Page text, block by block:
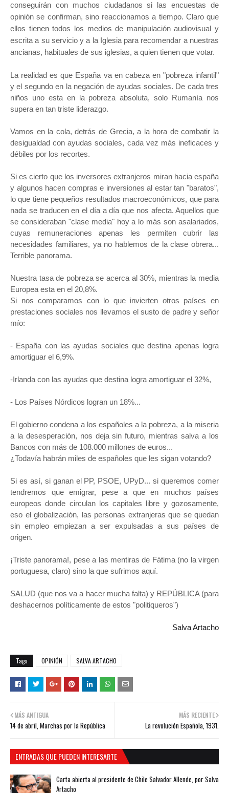
conseguirán con muchos ciudadanos si las encuestas de
opinión se confirman, sino reaccionamos a tiempo. Claro que
ellos tienen todos los medios de manipulación audiovisual y
escrita a su servicio y a la Iglesia para recomendar a nuestras
ancianas, habituales de sus iglesias, a quien tienen que votar.
La realidad es que España va en cabeza en "pobreza infantil"
y el segundo en la negación de ayudas sociales. De cada tres
niños uno esta en la pobreza absoluta, solo Rumanía nos
supera en tan triste liderazgo.
Vamos en la cola, detrás de Grecia, a la hora de combatir la
desigualdad con ayudas sociales, cada vez más ineficaces y
débiles por los recortes.
Si es cierto que los inversores extranjeros miran hacia españa
y algunos hacen compras e inversiones al estar tan "baratos",
lo que tiene pequeños resultados macroeconómicos, que para
nada se traducen en el día a día que nos afecta. Aquellos que
se consideraban "clase media" hoy a lo más son asalariados,
cuyas remuneraciones apenas les permiten cubrir las
necesidades familiares, ya no hablemos de la clase obrera...
Terrible panorama.
Nuestra tasa de pobreza se acerca al 30%, mientras la media
Europea esta en el 20,8%.
Si nos comparamos con lo que invierten otros países en
prestaciones sociales nos llevamos el susto de padre y señor
mío:
- España con las ayudas sociales que destina apenas logra
amortiguar el 6,9%.
-Irlanda con las ayudas que destina logra amortiguar el 32%,
- Los Países Nórdicos logran un 18%...
El gobierno condena a los españoles a la pobreza, a la miseria
a la desesperación, nos deja sin futuro, mientras salva a los
Bancos con más de 108.000 millones de euros...
¿Todavía habrán miles de españoles que les sigan votando?
Si es así, si ganan el PP, PSOE, UPyD... si queremos comer
tendremos que emigrar, pese a que en muchos países
europeos donde circulan los capitales libre y gozosamente,
eso el globalización, las personas extranjeras que se quedan
sin empleo empiezan a ser expulsadas a sus países de
origen.
¡Triste panorama!, pese a las mentiras de Fátima (no la virgen
portuguesa, claro) sino la que sufrimos aquí.
SALUD (que nos va a hacer mucha falta) y REPÚBLICA (para
deshacernos políticamente de estos "politiqueros")
Salva Artacho
Tags OPINIÓN SALVA ARTACHO
MÁS RECIENTE
La revolución Española, 1931.
MÁS ANTIGUA
14 de abril, Marchas por la República
ENTRADAS QUE PUEDEN INTERESARTE
Carta abierta al presidente de Chile Salvador Allende, por Salva
Artacho